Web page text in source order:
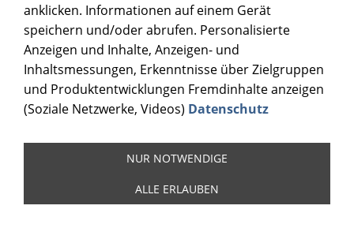
anklicken. Informationen auf einem Gerät
speichern und/oder abrufen. Personalisierte
Anzeigen und Inhalte, Anzeigen- und
Inhaltsmessungen, Erkenntnisse über Zielgruppen
und Produktentwicklungen Fremdinhalte anzeigen
(Soziale Netzwerke, Videos) Datenschutz
NUR NOTWENDIGE
ALLE ERLAUBEN